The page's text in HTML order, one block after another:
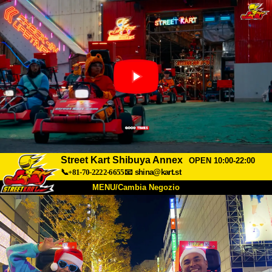
Street Kart Shibuya Annex
OPEN 10:00-22:00
📞+81-70-2222-6655📧 shina@kart.st
MENU/Cambia Negozio
Chi Siamo Specifiche Prezzo
Accesso Recensioni FAQ